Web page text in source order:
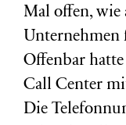
Mal offen, wie
Unternehmen
Offenbar
Call Center
Die